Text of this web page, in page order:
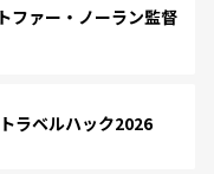
ファー・ノーラン監督
ラベルハック2026